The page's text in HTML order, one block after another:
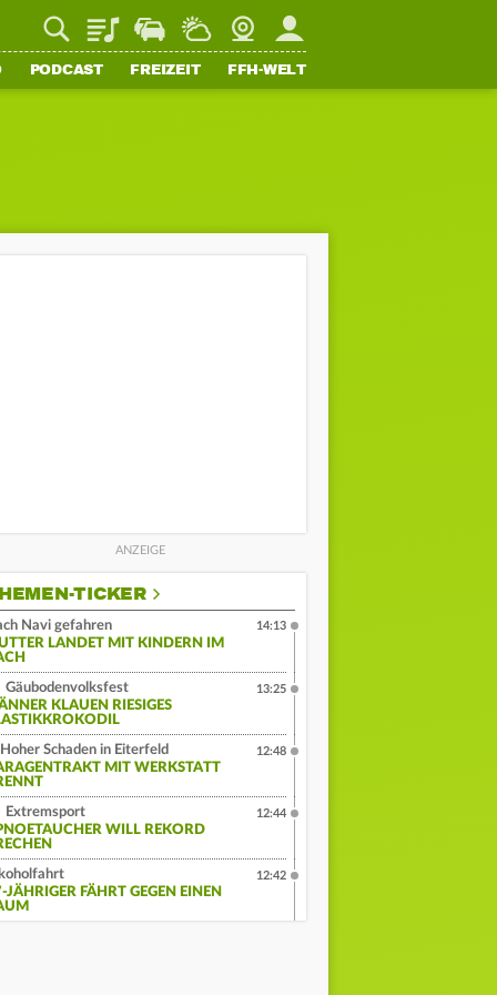
PlaylistStaupilotWetterWebcamMein FFH
PODCAST FREIZEIT FFH-WELT
TICKER
Navi gefahren
LANDET MIT KINDERN IM
14:13
Gäubodenvolksfest
KLAUEN RIESIGES
13:25
Hoher Schaden in Eiterfeld
MIT WERKSTATT
12:48
Extremsport
WILL REKORD
12:44
JÄHRIGER FÄHRT GEGEN EINEN
12:42